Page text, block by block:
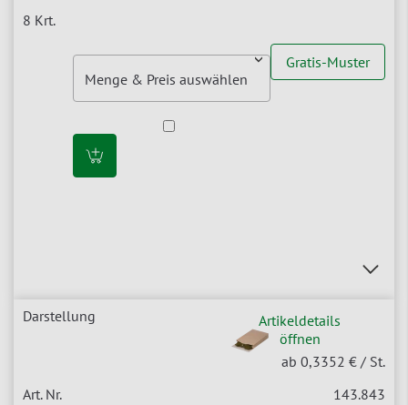
Gratis-Muster
Artikeldetails
öffnen
ab 0,3352 € / St.
143.843